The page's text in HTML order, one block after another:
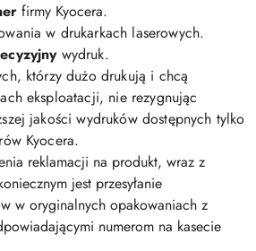
firmy Kyocera.
w drukarkach laserowych.
wydruk.
którzy dużo drukują i chcą
eksploatacji, nie rezygnując
jakości wydruków dostępnych tylko
Kyocera.
reklamacji na produkt, wraz z
jest przesyłanie
w oryginalnych opakowaniach z
numerom na kasecie